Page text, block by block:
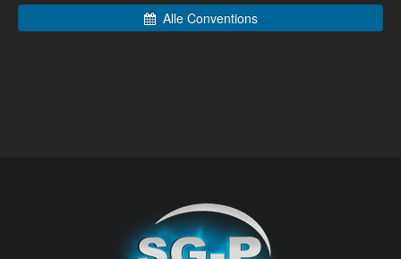
Alle Conventions